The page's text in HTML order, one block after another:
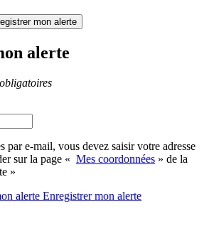
mon alerte
alerte
par e-mail, vous devez saisir votre adresse
sur la page « Mes coordonnées » de la
»
alerte Enregistrermon alerte